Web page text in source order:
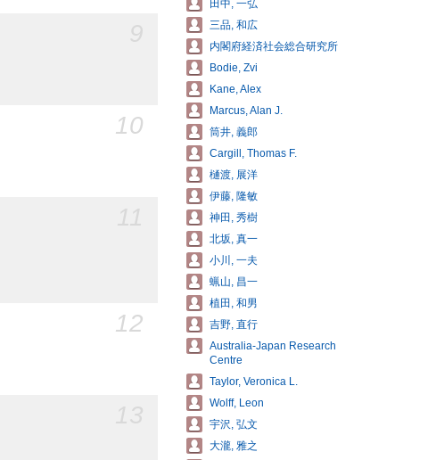
10
12
田中, 一弘
三品, 和広
内閣府経済社会総合研究所
Bodie, Zvi
Kane, Alex
Marcus, Alan J.
筒井, 義郎
Cargill, Thomas F.
樋渡, 展洋
伊藤, 隆敏
神田, 秀樹
北坂, 真一
小川, 一夫
蝋山, 昌一
植田, 和男
吉野, 直行
Australia-Japan Research
Centre
Taylor, Veronica L.
Wolff, Leon
宇沢, 弘文
大瀧, 雅之